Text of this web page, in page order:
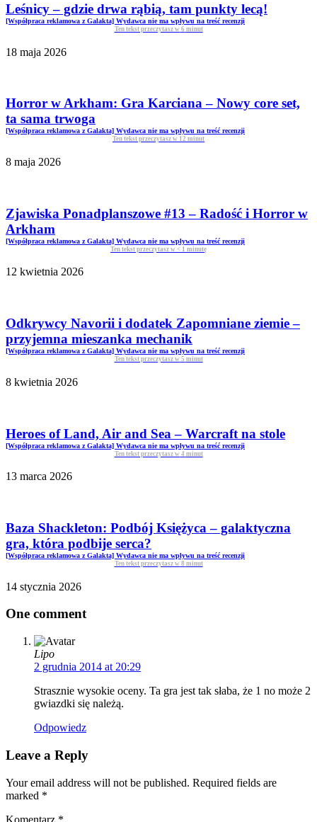
Leśnicy – gdzie drwa rąbią, tam punkty lecą!
[Współpraca reklamowa z Galakta] Wydawca nie ma wpływu na treść recenzji
Ten tekst przeczytasz w 6 minut
18 maja 2026
Horror w Arkham: Gra Karciana – Nowy core set,
ta sama trwoga
[Współpraca reklamowa z Galakta] Wydawca nie ma wpływu na treść recenzji
Ten tekst przeczytasz w 12 minut
8 maja 2026
Zjawiska Ponadplanszowe #13 – Radość i Horror w
Arkham
[Współpraca reklamowa z Galakta] Wydawca nie ma wpływu na treść recenzji
Ten tekst przeczytasz w < 1 minutę
12 kwietnia 2026
Odkrywcy Navorii i dodatek Zapomniane ziemie –
przyjemna mieszanka mechanik
[Współpraca reklamowa z Galakta] Wydawca nie ma wpływu na treść recenzji
Ten tekst przeczytasz w 5 minut
8 kwietnia 2026
Heroes of Land, Air and Sea – Warcraft na stole
[Współpraca reklamowa z Galakta] Wydawca nie ma wpływu na treść recenzji
Ten tekst przeczytasz w 4 minut
13 marca 2026
Baza Shackleton: Podbój Księżyca – galaktyczna
gra, która podbije serca?
[Współpraca reklamowa z Galakta] Wydawca nie ma wpływu na treść recenzji
Ten tekst przeczytasz w 8 minut
14 stycznia 2026
One comment
Lipo
2 grudnia 2014 at 20:29
Strasznie wysokie oceny. Ta gra jest tak słaba, że 1 no może 2
gwiazdki się należą.
Odpowiedz
Leave a Reply
Your email address will not be published. Required fields are
marked *
Komentarz *